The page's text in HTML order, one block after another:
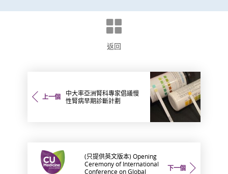
返回
上一個
中大率亞洲腎科專家倡議慢
性腎病早期診斷計劃
下一個
(只提供英文版本) Opening
Ceremony of International
Conference on Global